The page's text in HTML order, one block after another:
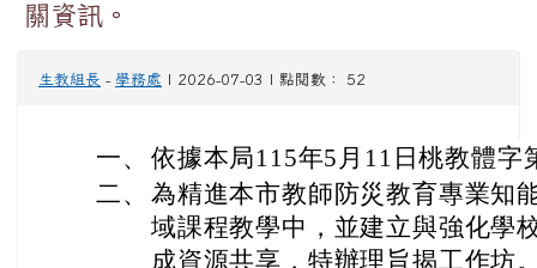
關資訊。
生教組長 - 學務處 | 2026-07-03 | 點閱數： 52
一、 依據本局115年5月11日桃教體字
二、 為精進本市教師防災教育專業知
域課程教學中，並建立與強化學
成資源共享，特辦理旨揭工作坊